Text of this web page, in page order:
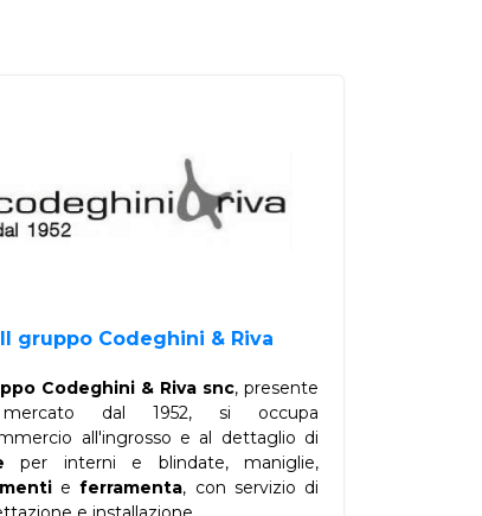
Il gruppo Codeghini & Riva
Codeghini & Riva snc, presente
dal 1952, si occupa
all'ingrosso e al dettaglio di
per interni e blindate, maniglie,
eferramenta, con servizio di